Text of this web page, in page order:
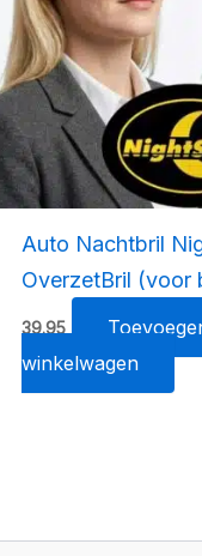
Auto Nachtbril
OverzetBril (voor
39.95
winkelwagen